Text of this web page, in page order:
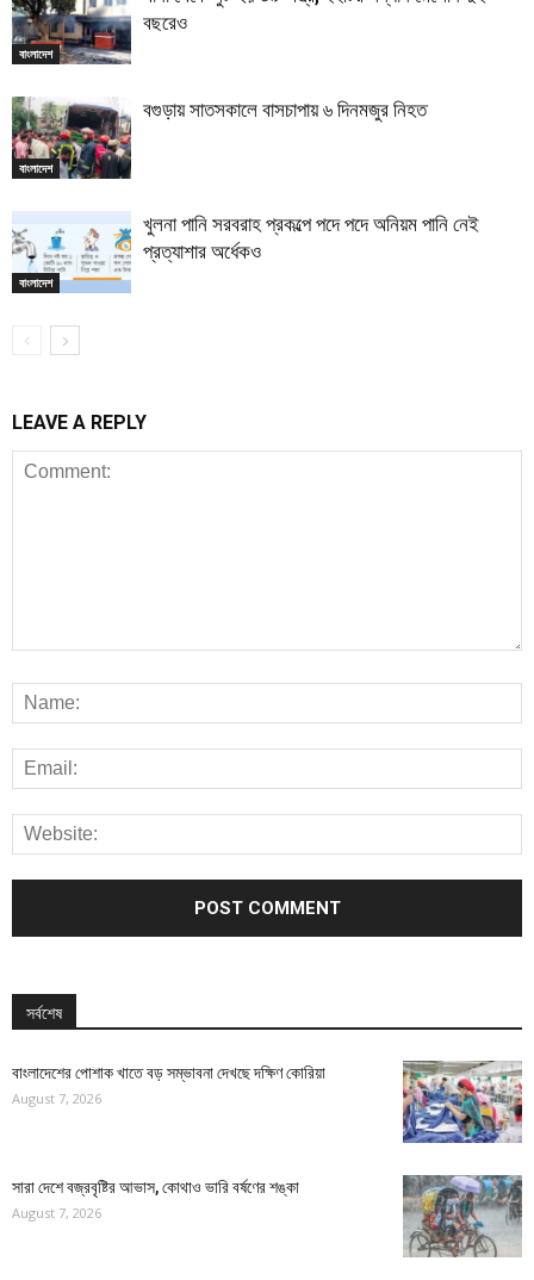
বাংলাদেশ
বছরেও
বাংলাদেশ
বগুড়ায় সাতসকালে বাসচাপায় ৬ দিনমজুর নিহত
বাংলাদেশ
খুলনা পানি সরবরাহ প্রকল্পে পদে পদে অনিয়ম পানি নেই
প্রত্যাশার অর্ধেকও
LEAVE A REPLY
সর্বশেষ
বাংলাদেশের পোশাক খাতে বড় সম্ভাবনা দেখছে দক্ষিণ কোরিয়া
August 7, 2026
সারা দেশে বজ্রবৃষ্টির আভাস, কোথাও ভারি বর্ষণের শঙ্কা
August 7, 2026